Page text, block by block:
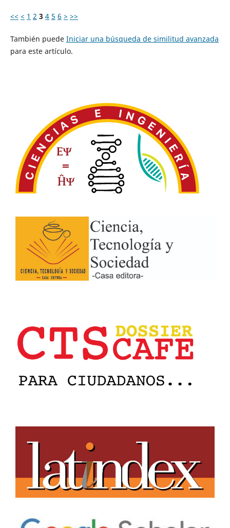
<< < 1 2 3 4 5 6 > >>
También puede Iniciar una búsqueda de similitud avanzada
para este artículo.